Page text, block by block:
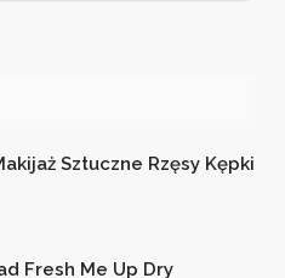
Sztuczne Rzęsy Kępki
Fresh Me Up Dry